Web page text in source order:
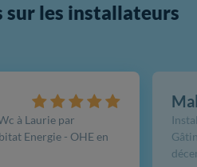
sur les installateurs
à Laurie par
Energie - OHE en